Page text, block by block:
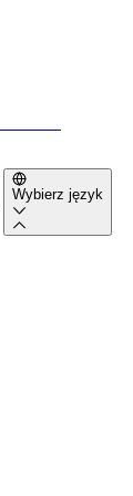
Wybierz język